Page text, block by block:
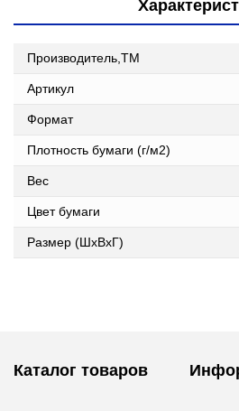
Производитель,ТМ
Артикул
Формат
Плотность бумаги (г/м2)
Вес
Цвет бумаги
Размер (ШxВxГ)
Каталог товаров